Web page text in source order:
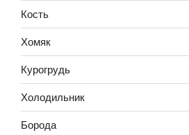
Кость
Хомяк
Курогрудь
Холодильник
Борода